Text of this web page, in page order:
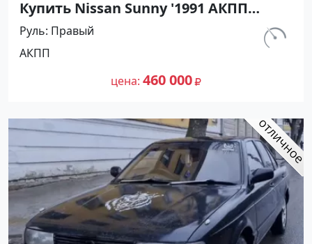
Купить Nissan Sunny '1991 АКПП
(1400/75 л.с.) Бензин инжектор
Тамань цвет Черный Седан по цене
460000 рублей, объявление №27493
на сайте Авторынок23
км.
Руль Правый
АКПП
цена 460 000